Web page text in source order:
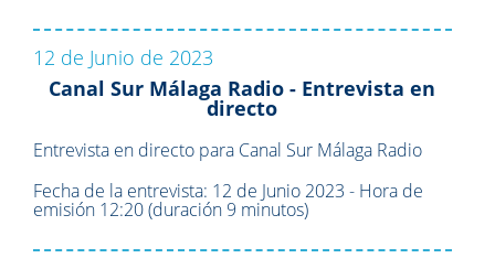
12 de Junio de 2023
Canal Sur Málaga Radio - Entrevista en
directo
Entrevista en directo para Canal Sur Málaga Radio
Fecha de la entrevista: 12 de Junio 2023 - Hora de
emisión 12:20 (duración 9 minutos)